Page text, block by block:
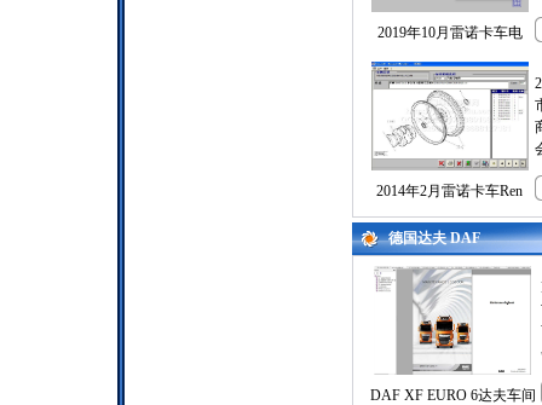
2019年10月雷诺卡车电
2014年2月雷诺卡车Ren
德国达夫 DAF
DAF XF EURO 6达夫车间